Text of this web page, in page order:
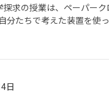
探求の授業は、ペーパー
分たちで考えた装置を使
日